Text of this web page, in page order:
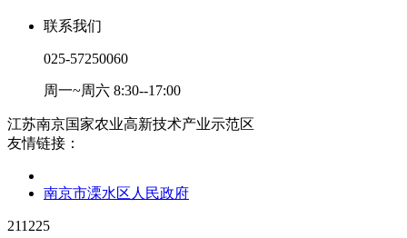
联系我们
025-57250060
周一~周六 8:30--17:00
江苏南京国家农业高新技术产业示范区
友情链接：
南京市溧水区人民政府
211225